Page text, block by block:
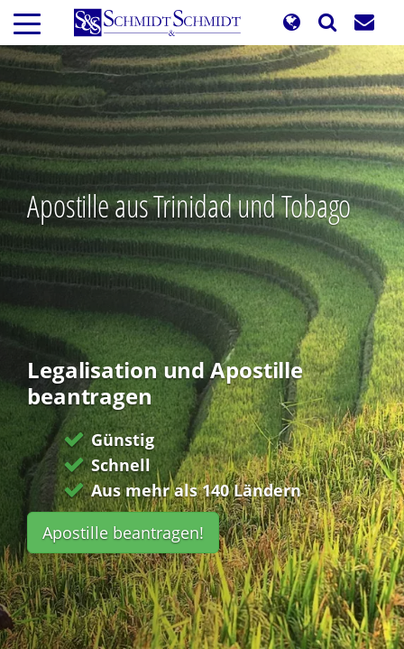
Direkt
zum
Inhalt
Apostille aus Trinidad und Tobago
Legalisation und Apostille
beantragen
Günstig
Schnell
Aus mehr als 140 Ländern
Apostille beantragen!